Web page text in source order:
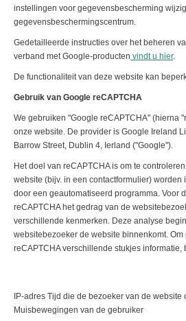
instellingen voor gegevensbescherming
gegevensbeschermingscentrum.
Gedetailleerde instructies over het beheren
verband met Google-producten vindt u hier.
De functionaliteit van deze website kan
Gebruik van Google reCAPTCHA
We gebruiken "Google reCAPTCHA" (hierna
onze website. De provider is Google Ireland
Barrow Street, Dublin 4, Ierland ("Google").
Het doel van reCAPTCHA is om te
website (bijv. in een contactformulier)
door een geautomatiseerd programma. Voor
reCAPTCHA het gedrag van de
verschillende kenmerken. Deze analyse
websitebezoeker de website binnenkomt.
reCAPTCHA verschillende stukjes informatie,
IP-adres Tijd die de bezoeker van de
Muisbewegingen van de gebruiker